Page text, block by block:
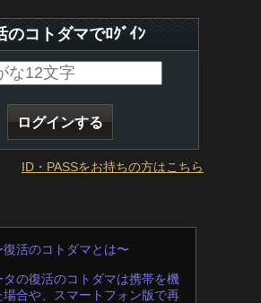
のコトダマでﾛｸﾞｲﾝ
ID・PASSをお持ちの方はこちら
復活のコトダマとは〜
タの復活のコトダマは携帯を機
場合や、スマートフォン版で再